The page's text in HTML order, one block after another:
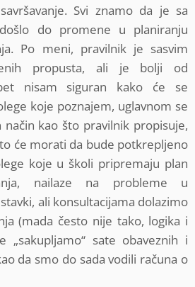
Svi znamo da je sa
do promene u planiranju
Po meni, pravilnik je sasvim
propusta, ali je bolji od
nisam siguran kako će se
koje poznajem, uglavnom se
način kao što pravilnik propisuje,
će morati da bude potkrepljeno
koje u školi pripremaju plan
nailaze na probleme u
ali konsultacijama dolazimo
(mada često nije tako, logika i
„sakupljamo“ sate obaveznih i
da smo do sada vodili računa o